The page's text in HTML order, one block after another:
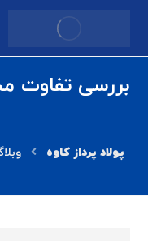
بررسی تفاوت